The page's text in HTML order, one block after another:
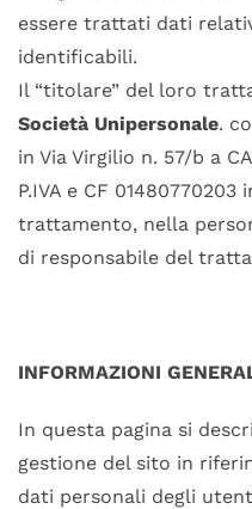
essere trattati dati
identificabili.
Il “titolare” del loro
Società Unipersonale.
in Via Virgilio n. 57/b a
P.IVA e CF
trattamento, nella
di responsabile del
INFORMAZIONI
In questa pagina si
gestione del sito in
dati personali degli